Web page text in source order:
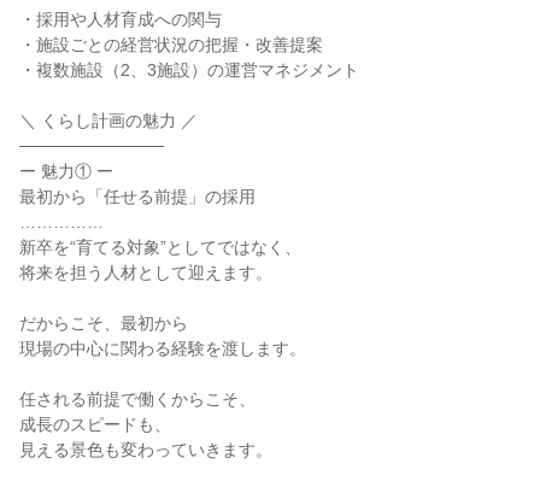
・採用や人材育成への関与
・施設ごとの経営状況の把握・改善提案
・複数施設（2、3施設）の運営マネジメント
＼ くらし計画の魅力 ／
────────────
ー 魅力① ー
最初から「任せる前提」の採用
新卒を“育てる対象”としてではなく、
将来を担う人材として迎えます。
だからこそ、最初から
現場の中心に関わる経験を渡します。
任される前提で働くからこそ、
成長のスピードも、
見える景色も変わっていきます。